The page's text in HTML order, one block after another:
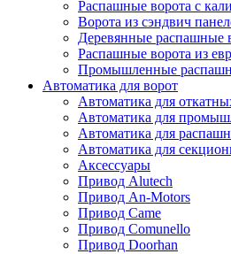
Распашные ворота с
Ворота из сэндвич
Деревянные распашные
Распашные ворота из
Промышленные
Автоматика для ворот
Автоматика для
Автоматика для
Автоматика для
Автоматика для
Аксессуары
Привод Alutech
Привод An-Motors
Привод Came
Привод Comunello
Привод Doorhan